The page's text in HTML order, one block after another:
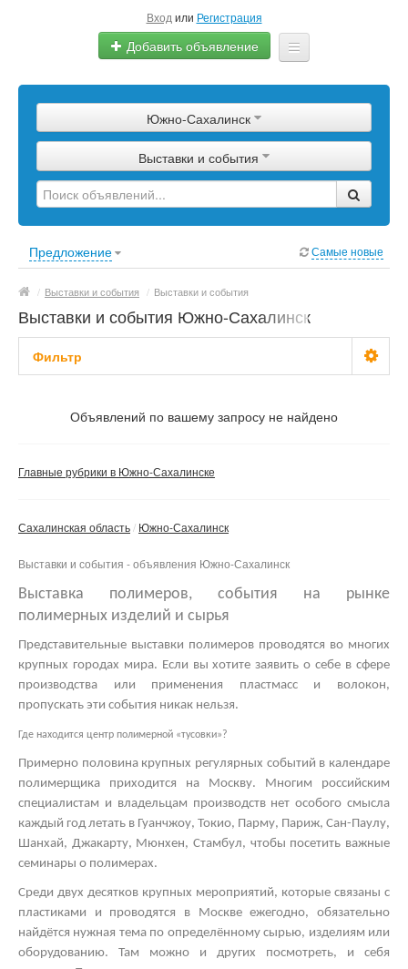
Вход или Регистрация
Добавить объявление
Сырье
Изделия
Оборудование
Южно-Сахалинск
Выставки и события
Предложение Самые новые
/ Выставки и события / Выставки и события
Выставки и события Южно-Сахалинск
Фильтр
Не важно
Частные
Применить Сбросить фильтр
Объявлений по вашему запросу не найдено
Главные рубрики в Южно-Сахалинске
Сахалинская область Южно-Сахалинск
Выставки и события - объявления Южно-Сахалинск
Выставка полимеров, события на рынке
полимерных изделий и сырья
Представительные выставки полимеров проводятся во многих
крупных городах мира. Если вы хотите заявить о себе в сфере
производства или применения пластмасс и волокон,
пропускать эти события никак нельзя.
Где находится центр полимерной «тусовки»?
Примерно половина крупных регулярных событий в календаре
полимерщика приходится на Москву. Многим российским
специалистам и владельцам производств нет особого смысла
каждый год летать в Гуанчжоу, Токио, Парму, Париж, Сан-Паулу,
Шанхай, Джакарту, Мюнхен, Стамбул, чтобы посетить важные
семинары о полимерах.
Среди двух десятков крупных мероприятий, которые связаны с
пластиками и проводятся в Москве ежегодно, обязательно
найдётся нужная тема по определённому сырью, изделиям или
оборудованию. Там можно и других посмотреть, и себя